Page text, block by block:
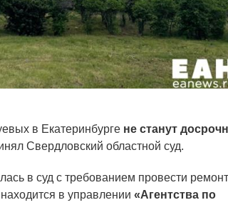
в Екатеринбурге не станут
Свердловский областной суд.
в суд с требованием провести ремонт
в управлении «Агентства по